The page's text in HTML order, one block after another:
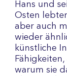
Hans und
Osten
aber auch
wieder
künstliche
warum sie